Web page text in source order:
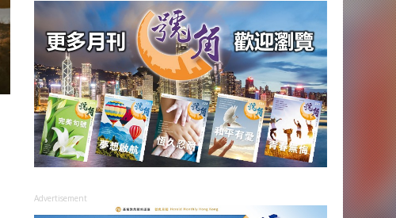
Advertisement